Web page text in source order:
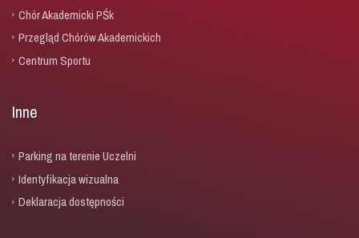
Chór Akademicki PŚk
Przegląd Chórów Akademickich
Centrum Sportu
Inne
Parking na terenie Uczelni
Identyfikacja wizualna
Deklaracja dostępności